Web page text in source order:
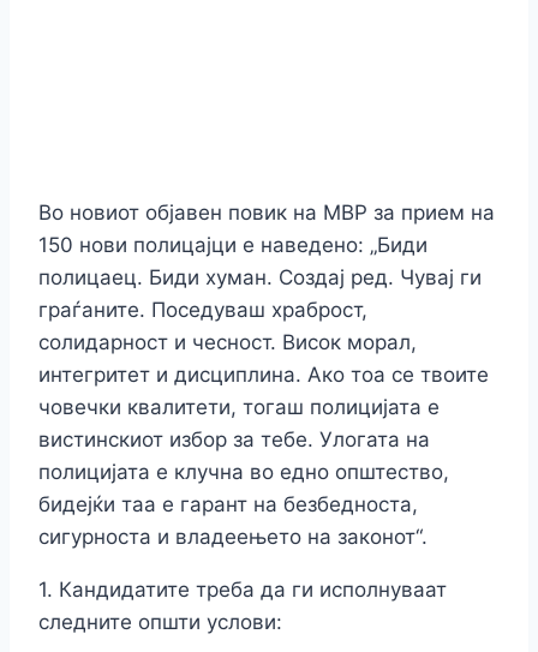
Во новиот објавен повик на МВР за прием на
150 нови полицајци е наведено: „Биди
полицаец. Биди хуман. Создај ред. Чувај ги
граѓаните. Поседуваш храброст,
солидарност и чесност. Висок морал,
интегритет и дисциплина. Ако тоа се твоите
човечки квалитети, тогаш полицијата е
вистинскиот избор за тебе. Улогата на
полицијата е клучна во едно општество,
бидејќи таа е гарант на безбедноста,
сигурноста и владеењето на законот“.
1. Кандидатите треба да ги исполнуваат
следните општи услови: